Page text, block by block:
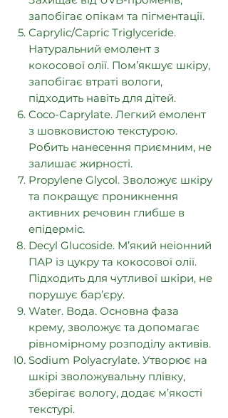
запобігає опікам та пігментації.
Caprylic/Capric Triglyceride.
Натуральний емолент з
кокосової олії. Пом’якшує шкіру,
запобігає втраті вологи,
підходить навіть для дітей.
Coco-Caprylate. Легкий емолент
з шовковистою текстурою.
Робить нанесення приємним, не
залишає жирності.
Propylene Glycol. Зволожує шкіру
та покращує проникнення
активних речовин глибше в
епідерміс.
Decyl Glucoside. М’який неіонний
ПАР із цукру та кокосової олії.
Підходить для чутливої шкіри, не
порушує бар’єру.
Water. Вода. Основна фаза
крему, зволожує та допомагає
рівномірному розподілу активів.
Sodium Polyacrylate. Утворює на
шкірі зволожувальну плівку,
зберігає вологу, додає м’якості
текстурі.